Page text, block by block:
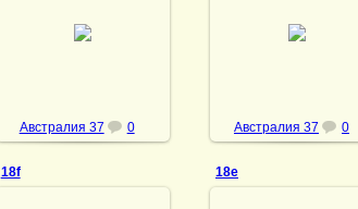
Австралия 37 0 Австралия 37 0
18f 18e